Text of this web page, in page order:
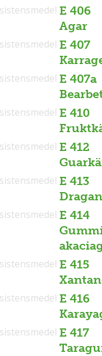
E 406
Agar
E 407
E 407a
E 410
E 412
E 413
E 414
E 415
E 416
E 417